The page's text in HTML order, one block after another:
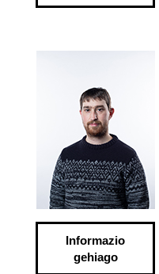
Informazio
gehiago